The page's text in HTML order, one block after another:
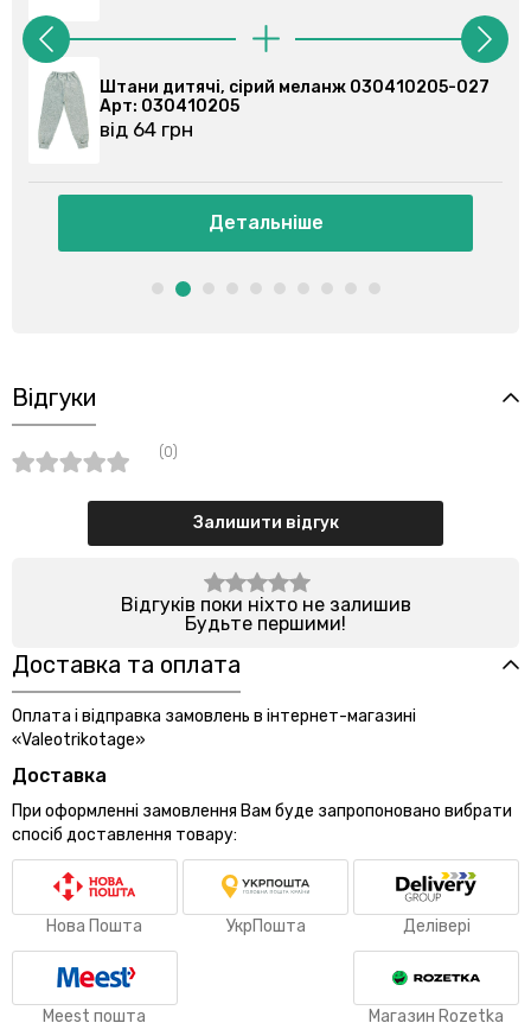
дитячі, сірий меланж 030410205-027
030410205
64 грн
Детальніше
Штани
Відгуки
(0)
Залишити відгук
Відгуків поки ніхто не залишив
Будьте першими!
Доставка та оплата
Оплата і відправка замовлень в інтернет-магазині
«Valeotrikotage»
Доставка
При оформленні замовлення Вам буде запропоновано вибрати
спосіб доставлення товару:
Нова Пошта УкрПошта Делівері
Meest пошта Магазин Rozetka